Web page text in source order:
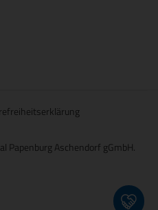
Papenburg Aschendorf gGmbH.